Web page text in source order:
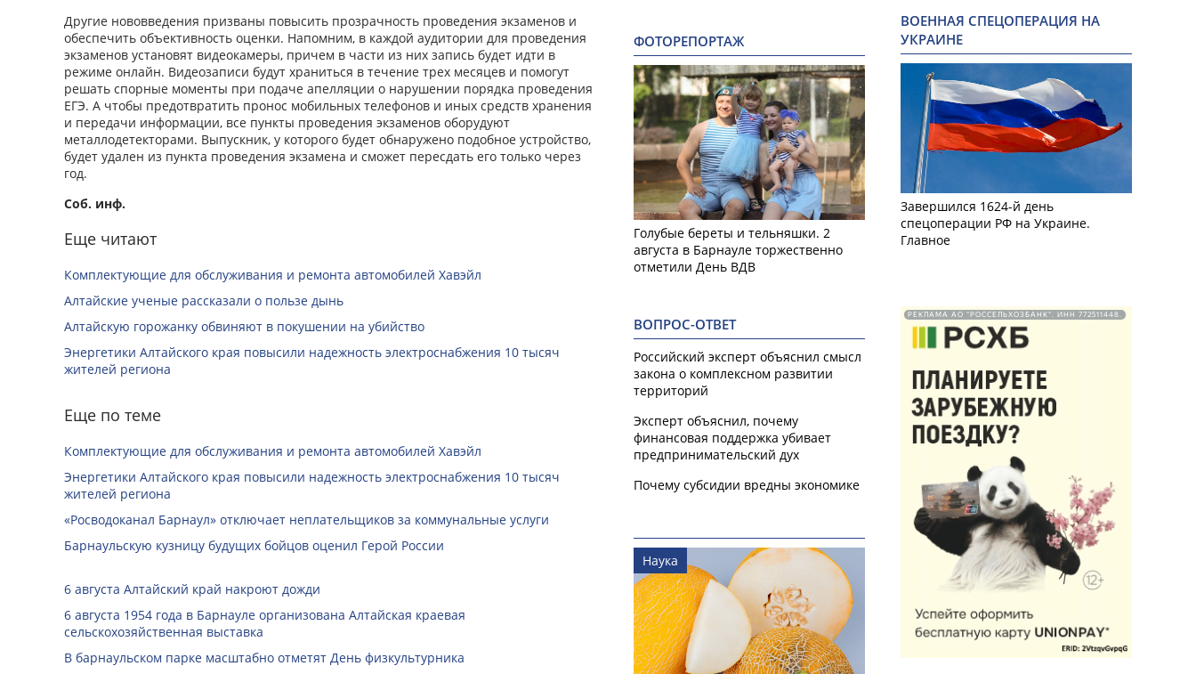
Другие нововведения призваны повысить прозрачность проведения экзаменов и
обеспечить объективность оценки. Напомним, в каждой аудитории для проведения
экзаменов установят видеокамеры, причем в части из них запись будет идти в
режиме онлайн. Видеозаписи будут храниться в течение трех месяцев и помогут
решать спорные моменты при подаче апелляции о нарушении порядка проведения
ЕГЭ. А чтобы предотвратить пронос мобильных телефонов и иных средств хранения
и передачи информации, все пункты проведения экзаменов оборудуют
металлодетекторами. Выпускник, у которого будет обнаружено подобное устройство,
будет удален из пункта проведения экзамена и сможет пересдать его только через
год.
Соб. инф.
Еще читают
Комплектующие для обслуживания и ремонта автомобилей Хавэйл
Алтайские ученые рассказали о пользе дынь
Алтайскую горожанку обвиняют в покушении на убийство
Энергетики Алтайского края повысили надежность электроснабжения 10 тысяч
жителей региона
Еще по теме
Комплектующие для обслуживания и ремонта автомобилей Хавэйл
Энергетики Алтайского края повысили надежность электроснабжения 10 тысяч
жителей региона
«Росводоканал Барнаул» отключает неплательщиков за коммунальные услуги
Барнаульскую кузницу будущих бойцов оценил Герой России
6 августа Алтайский край накроют дожди
6 августа 1954 года в Барнауле организована Алтайская краевая
сельскохозяйственная выставка
В барнаульском парке масштабно отметят День физкультурника
ФОТОРЕПОРТАЖ
Голубые береты и тельняшки. 2
августа в Барнауле торжественно
отметили День ВДВ
ВОПРОС-ОТВЕТ
Российский эксперт объяснил смысл
закона о комплексном развитии
территорий
Эксперт объяснил, почему
финансовая поддержка убивает
предпринимательский дух
Почему субсидии вредны экономике
Наука
ВОЕННАЯ СПЕЦОПЕРАЦИЯ НА
УКРАИНЕ
Завершился 1624-й день
спецоперации РФ на Украине.
Главное
РЕКЛАМА АО "РОССЕЛЬХОЗБАНК". ИНН 772511448.